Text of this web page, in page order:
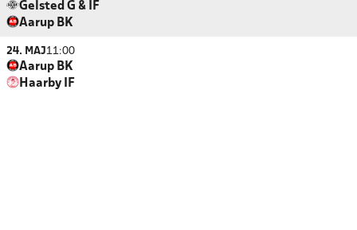
Gelsted G & IF
Aarup BK
24. MAJ11:00
Aarup BK
Haarby IF